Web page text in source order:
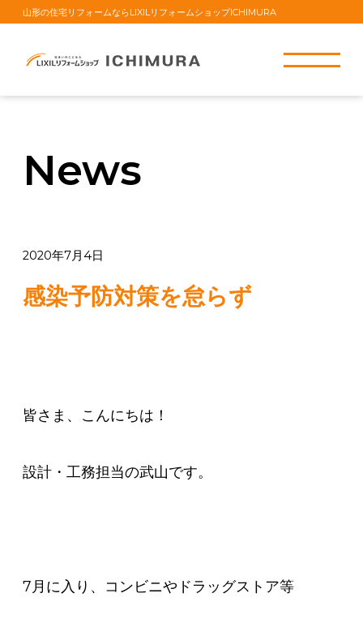
山形の住宅リフォームならLIXILリフォームショップICHIMURA
News
2020年7月4日
感染予防対策を怠らず
皆さま、こんにちは！
設計・工務担当の武山です。
7月に入り、コンビニやドラッグストア等